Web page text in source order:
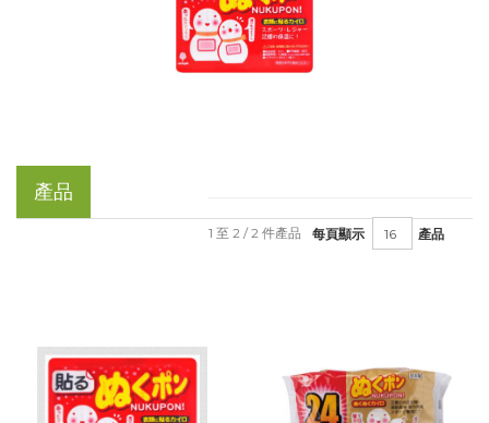
產品
每頁顯示 產品
1 至 2 / 2 件產品